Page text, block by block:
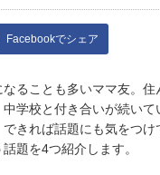
Facebookでシェア
ることも多いママ友。
学校と付き合いが続い
きれば話題にも気をつ
題を4つ紹介します。